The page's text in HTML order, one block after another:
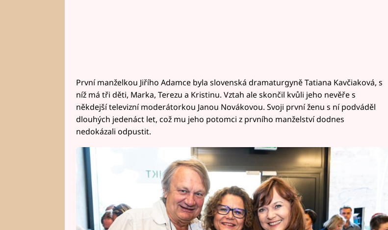
První manželkou Jiřího Adamce byla slovenská dramaturgyně Tatiana Kavčiaková, s
níž má tři děti, Marka, Terezu a Kristinu. Vztah ale skončil kvůli jeho nevěře s
někdejší televizní moderátorkou Janou Novákovou. Svoji první ženu s ní podváděl
dlouhých jedenáct let, což mu jeho potomci z prvního manželství dodnes
nedokázali odpustit.